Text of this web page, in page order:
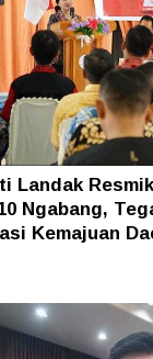
Landak
Ngabang,
Kemajuan